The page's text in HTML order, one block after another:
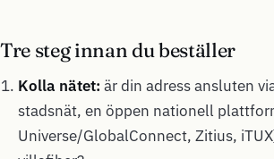
Tre steg innan du beställer
Kolla nätet: är din adress ansluten
stadsnät, en öppen nationell
Universe/GlobalConnect, Zitius,